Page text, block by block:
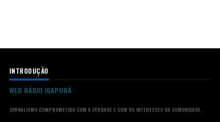
INTRODUÇÃO
WEB RÁDIO IGAPORÃ
JORNALISMO COMPROMETIDO COM A VERDADE E COM OS INTERESSES DA COMUNIDADE.